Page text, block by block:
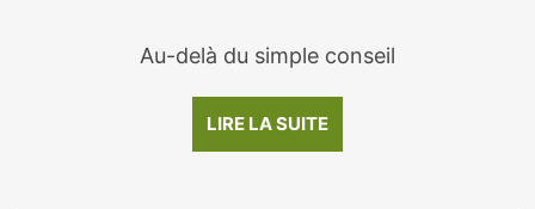
Au-delà du simple conseil
LIRE LA SUITE